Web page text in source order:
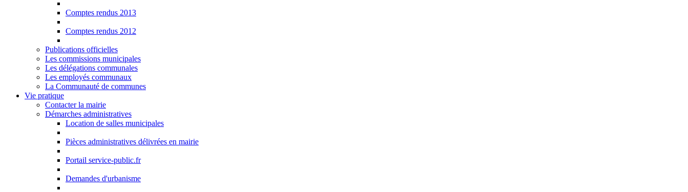
Comptes rendus 2013
Comptes rendus 2012
Publications officielles
Les commissions municipales
Les délégations communales
Les employés communaux
La Communauté de communes
Vie pratique
Contacter la mairie
Démarches administratives
Location de salles municipales
Pièces administratives délivrées en mairie
Portail service-public.fr
Demandes d'urbanisme